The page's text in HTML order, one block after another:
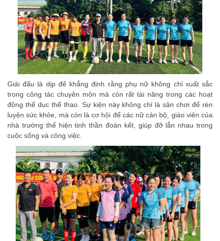
Giải đấu là dịp để khẳng định rằng phụ nữ không chỉ xuất sắc
trong công tác chuyên môn mà còn rất tài năng trong các hoạt
động thể dục thể thao. Sự kiện này không chỉ là sân chơi để rèn
luyện sức khỏe, mà còn là cơ hội để các nữ cán bộ, giáo viên của
nhà trường thể hiện tinh thần đoàn kết, giúp đỡ lẫn nhau trong
cuộc sống và công việc.